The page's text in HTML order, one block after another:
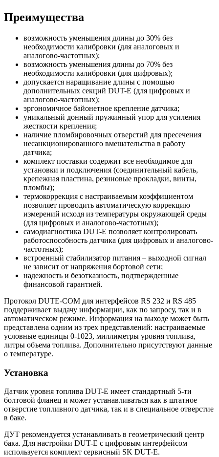
Преимущества
возможность уменьшения длины до 30% без
необходимости калибровки (для аналоговых и
аналогово-частотных);
возможность уменьшения длины до 70% без
необходимости калибровки (для цифровых);
допускается наращивание длины с помощью
дополнительных секций DUT-E (для цифровых и
аналогово-частотных);
эргономичное байонетное крепление датчика;
уникальный донный пружинный упор для усиления
жесткости крепления;
наличие пломбировочных отверстий для пресечения
несанкционированного вмешательства в работу
датчика;
комплект поставки содержит все необходимое для
установки и подключения (соединительный кабель,
крепежная пластина, резиновые прокладки, винты,
пломбы);
термокоррекция с настраиваемым коэффициентом
позволяет проводить автоматическую коррекцию
измерений исходя из температуры окружающей среды
(для цифровых и аналогово-частотных);
самодиагностика DUT-E позволяет контролировать
работоспособность датчика (для цифровых и аналогово-
частотных);
встроенный стабилизатор питания – выходной сигнал
не зависит от напряжения бортовой сети;
надежность и безотказность, подтвержденные
финансовой гарантией.
Протокол DUTE-COM для интерфейсов RS 232 и RS 485
поддерживает выдачу информации, как по запросу, так и в
автоматическом режиме. Информация на выходе может быть
представлена одним из трех представлений: настраиваемые
условные единицы 0-1023, миллиметры уровня топлива,
литры объема топлива. Дополнительно присутствуют данные
о температуре.
Установка
Датчик уровня топлива DUT-E имеет стандартный 5-ти
болтовой фланец и может устанавливаться как в штатное
отверстие топливного датчика, так и в специальное отверстие
в баке.
ДУТ рекомендуется устанавливать в геометрический центр
бака. Для настройки DUT-E с цифровым интерфейсом
используется кoмплект сервисный SK DUT-E.